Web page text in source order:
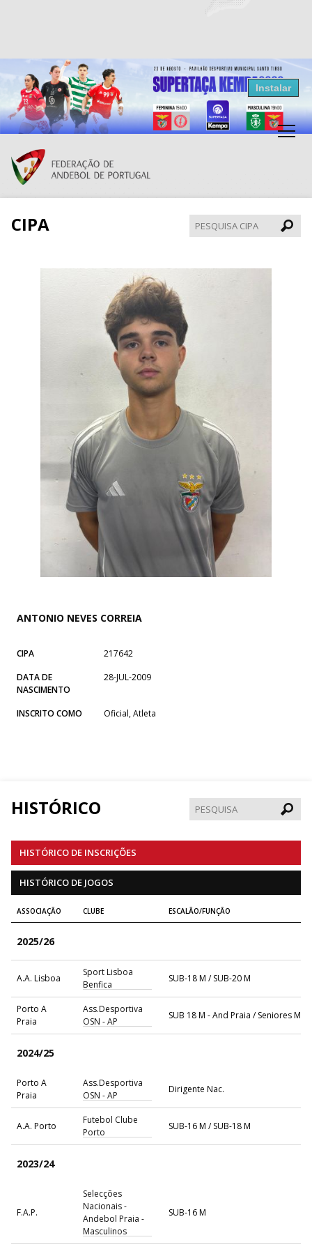
Resultados Andebol
Federação de Andebol de Portugal
Grátis - Disponivel na Play Store
Instalar
CIPA
CIPA
ANTONIO NEVES CORREIA
CIPA
217642
DATA DE
NASCIMENTO
28-JUL-2009
INSCRITO COMO Oficial, Atleta
HISTÓRICO
HISTÓRICO DE INSCRIÇÕES
HISTÓRICO DE JOGOS
ASSOCIAÇÃO CLUBE ESCALÃO/FUNÇÃO
2025/26
A.A. Lisboa
Sport Lisboa
Benfica
SUB-18 M / SUB-20 M
Porto A
Praia
Ass.Desportiva
OSN - AP
SUB 18 M - And Praia / Seniores M -
2024/25
Porto A
Praia
Ass.Desportiva
OSN - AP
Dirigente Nac.
A.A. Porto
Futebol Clube
Porto
SUB-16 M / SUB-18 M
2023/24
F.A.P.
Selecções
Nacionais -
Andebol Praia -
Masculinos
SUB-16 M